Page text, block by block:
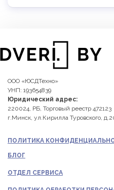
ООО «ЮСДТехно»
УНП: 193654839
Юридический адрес:
220024, РБ, Торговый реестр 472123
г.Минск, ул.Кирилла Туровского,
ПОЛИТИКА
БЛОГ
ОТДЕЛ СЕРВИСА